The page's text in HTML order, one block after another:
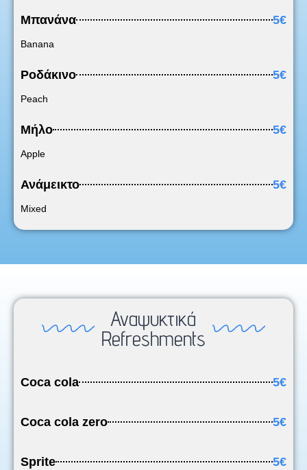
Μπανάνα 5€
Banana
Ροδάκινο 5€
Peach
Μήλο 5€
Apple
Ανάμεικτο 5€
Mixed
Αναψυκτικά
Refreshments
Coca cola 5€
Coca cola zero 5€
Sprite 5€